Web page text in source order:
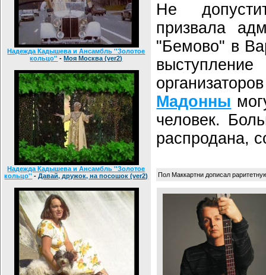
Надежда Кадышева и Ансамбль ''Золотое
кольцо'' -Моя Москва (ver2)
Надежда Кадышева и Ансамбль ''Золотое
кольцо'' -Давай, дружок, на посошок (ver2)
Не
призвала
"Бемово" в
Мадонны
человек.
распродана,
Пол Маккартни дописал